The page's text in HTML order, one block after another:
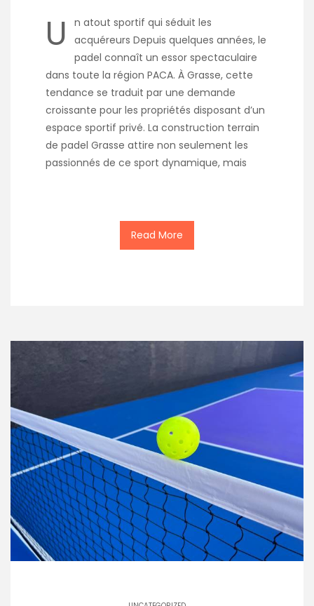
U
n atout sportif qui séduit les
acquéreurs Depuis quelques années, le
padel connaît un essor spectaculaire
dans toute la région PACA. À Grasse, cette
tendance se traduit par une demande
croissante pour les propriétés disposant d’un
espace sportif privé. La construction terrain
de padel Grasse attire non seulement les
passionnés de ce sport dynamique, mais
Read More